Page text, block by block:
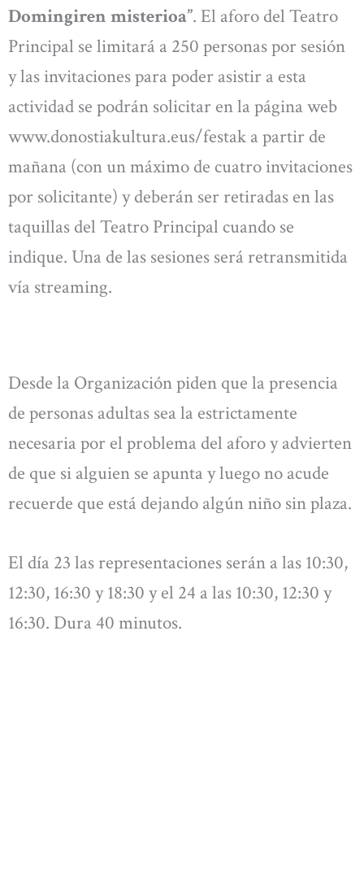
Domingiren misterioa”. El aforo del Teatro
Principal se limitará a 250 personas por sesión
y las invitaciones para poder asistir a esta
actividad se podrán solicitar en la página web
www.donostiakultura.eus/festak a partir de
mañana (con un máximo de cuatro invitaciones
por solicitante) y deberán ser retiradas en las
taquillas del Teatro Principal cuando se
indique. Una de las sesiones será retransmitida
vía streaming.
Desde la Organización piden que la presencia
de personas adultas sea la estrictamente
necesaria por el problema del aforo y advierten
de que si alguien se apunta y luego no acude
recuerde que está dejando algún niño sin plaza.
El día 23 las representaciones serán a las 10:30,
12:30, 16:30 y 18:30 y el 24 a las 10:30, 12:30 y
16:30. Dura 40 minutos.